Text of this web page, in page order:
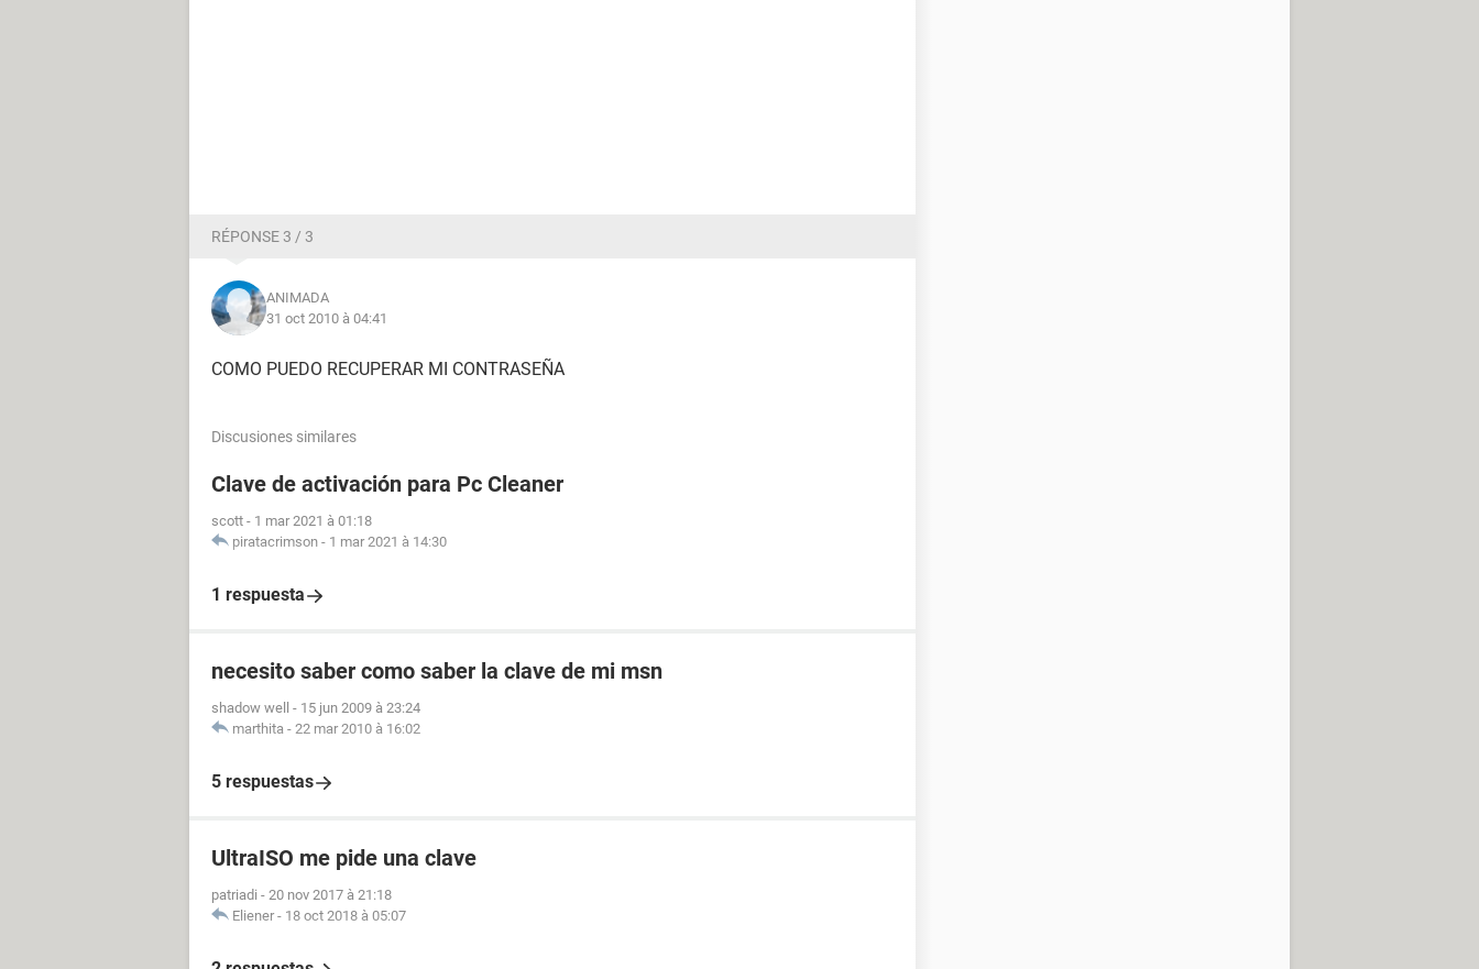
RÉPONSE 3 / 3
ANIMADA
31 oct 2010 à 04:41
COMO PUEDO RECUPERAR MI CONTRASEÑA
Discusiones similares
Clave de activación para Pc Cleaner
scott - 1 mar 2021 à 01:18
piratacrimson - 1 mar 2021 à 14:30
1 respuesta
necesito saber como saber la clave de mi msn
shadow well - 15 jun 2009 à 23:24
marthita - 22 mar 2010 à 16:02
5 respuestas
UltraISO me pide una clave
patriadi - 20 nov 2017 à 21:18
Eliener - 18 oct 2018 à 05:07